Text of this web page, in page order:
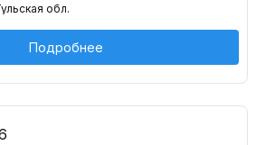
обл.
Подробнее